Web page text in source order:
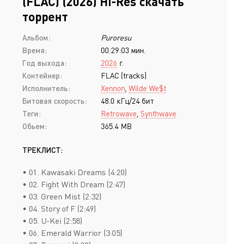
торрент
Альбом:
Puroresu
Время:
00:29:03 мин.
Год выхода:
2026 г.
Контейнер:
FLAC (tracks)
Исполнитель:
Xennon Wilde We$t
Битовая скорость:
48.0 кГц/24 бит
Теги:
Retrowave Synthwave
Обьем:
365.4 MB
ТРЕКЛИСТ:
• 01. Kawasaki Dreams (4:20)
• 02. Fight With Dream (2:47)
• 03. Green Mist (2:32)
• 04. Story of F (2:49)
• 05. U-Kei (2:58)
• 06. Emerald Warrior (3:05)